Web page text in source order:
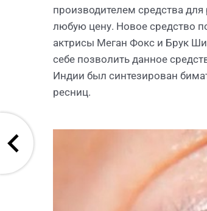
производителем средства
любую цену. Новое средство
актрисы Меган Фокс и Брук
себе позволить данное
Индии был синтезирован
ресниц.